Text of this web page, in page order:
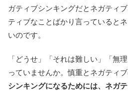
ガティブシンキングだとネガティ
ティブなことばかり言っていると
いのです。
「どうせ」「それは難しい」「無
っていませんか。慎重とネガティブ
シンキングになるためには、ネガ